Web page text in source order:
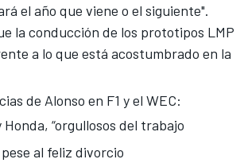
el año que viene o el siguiente".
la conducción de los prototipos LMP
a lo que está acostumbrado en la
de Alonso en F1 y el WEC:
Honda, “orgullosos del trabajo
al feliz divorcio